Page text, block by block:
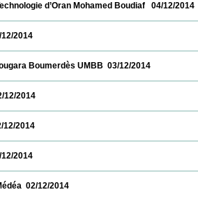
Technologie d’Oran Mohamed Boudiaf
03/12/2014
Bougara Boumerdès UMBB  03/12/
02/12/2014
02/12/2014
02/12/2014
Médéa  02/12/2014